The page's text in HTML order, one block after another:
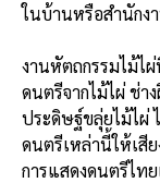
ในบ้านหรือสำนักง
งานหัตถกรรมไม้ไ
ดนตรีจากไม้ไผ่ ช่า
ประดิษฐ์ขลุ่ยไม้ไผ่
ดนตรีเหล่านี้ให้เสี
การแสดงดนตรีไท